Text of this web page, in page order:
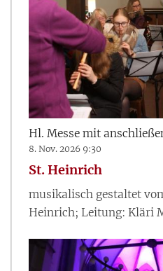
Hl. Messe mit
8. Nov. 2026 9:30
St. Heinrich
musikalisch gestaltet
Heinrich; Leitung: Kläri